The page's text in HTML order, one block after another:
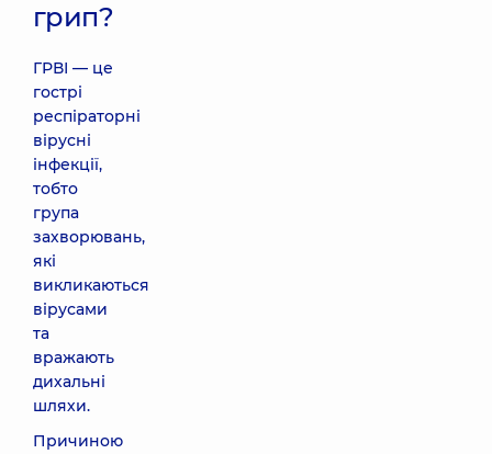
грип?
ГРВІ — це
гострі
респіраторні
вірусні
інфекції,
тобто
група
захворювань,
які
викликаються
вірусами
та
вражають
дихальні
шляхи.
Причиною